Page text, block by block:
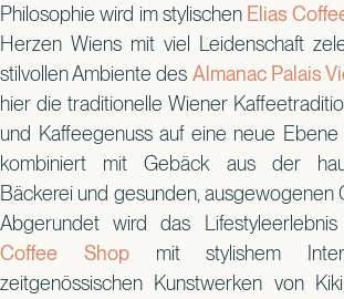
Philosophie wird im stylischen Elias
Herzen Wiens mit viel Leidenschaft
stilvollen Ambiente des Almanac Palais
hier die traditionelle Wiener
und Kaffeegenuss auf eine neue Ebene
kombiniert mit Gebäck aus der
Bäckerei und gesunden, ausgewogenen
Abgerundet wird das
Coffee Shopmit stylishem
zeitgenössischen Kunstwerken von